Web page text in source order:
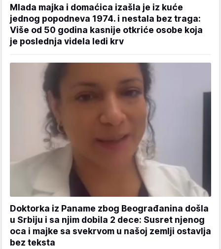
Mlada majka i domaćica izašla je iz kuće
jednog popodneva 1974. i nestala bez traga:
Više od 50 godina kasnije otkriće osobe koja
je poslednja videla ledi krv
Doktorka iz Paname zbog Beograđanina došla
u Srbiju i sa njim dobila 2 dece: Susret njenog
oca i majke sa svekrvom u našoj zemlji ostavlja
bez teksta